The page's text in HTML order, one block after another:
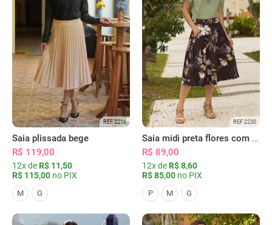
REF 2216
Saia plissada bege
R$ 119,00
12x de R$ 11,50
R$ 115,00 no PIX
M G
REF 2230
Saia midi preta flores com bolsos
R$ 89,00
12x de R$ 8,60
R$ 85,00 no PIX
P M G